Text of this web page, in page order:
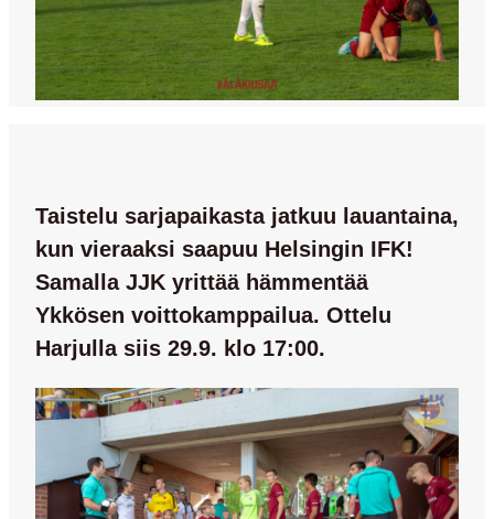
Taistelu sarjapaikasta jatkuu lauantaina,
kun vieraaksi saapuu Helsingin IFK!
Samalla JJK yrittää hämmentää
Ykkösen voittokamppailua. Ottelu
Harjulla siis 29.9. klo 17:00.